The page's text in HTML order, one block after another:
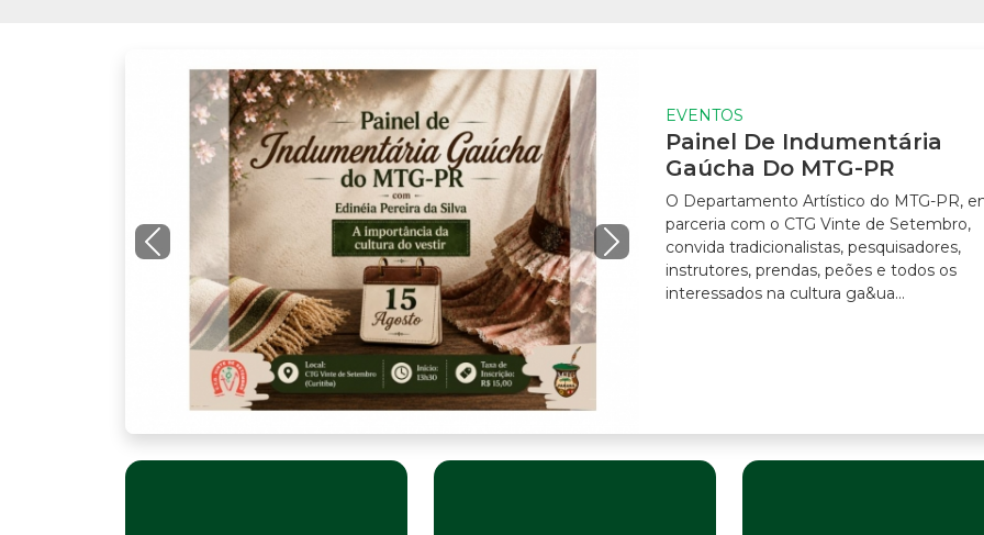
EVENTOS
Painel De Indumentária
Gaúcha Do MTG-PR
O Departamento Artístico do MTG-PR, em
parceria com o CTG Vinte de Setembro,
convida tradicionalistas, pesquisadores,
instrutores, prendas, peões e todos os
interessados na cultura ga&ua...